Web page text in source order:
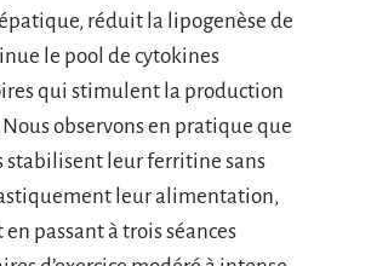
réduit la lipogenèse de
le pool de cytokines
qui stimulent la production
observons en pratique que
stabilisent leur ferritine sans
leur alimentation,
passant à trois séances